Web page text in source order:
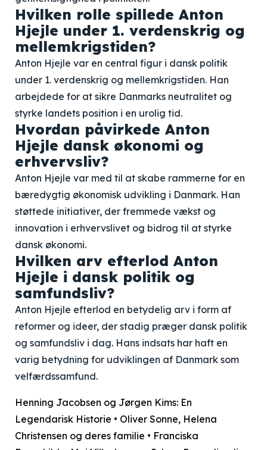
Hvilken rolle spillede Anton
Hjejle under 1. verdenskrig og
mellemkrigstiden?
Anton Hjejle var en central figur i dansk politik
under 1. verdenskrig og mellemkrigstiden. Han
arbejdede for at sikre Danmarks neutralitet og
styrke landets position i en urolig tid.
Hvordan påvirkede Anton
Hjejle dansk økonomi og
erhvervsliv?
Anton Hjejle var med til at skabe rammerne for en
bæredygtig økonomisk udvikling i Danmark. Han
støttede initiativer, der fremmede vækst og
innovation i erhvervslivet og bidrog til at styrke
dansk økonomi.
Hvilken arv efterlod Anton
Hjejle i dansk politik og
samfundsliv?
Anton Hjejle efterlod en betydelig arv i form af
reformer og ideer, der stadig præger dansk politik
og samfundsliv i dag. Hans indsats har haft en
varig betydning for udviklingen af Danmark som
velfærdssamfund.
Henning Jacobsen og Jørgen Kims: En
Legendarisk Historie • Oliver Sonne, Helena
Christensen og deres familie • Franciska